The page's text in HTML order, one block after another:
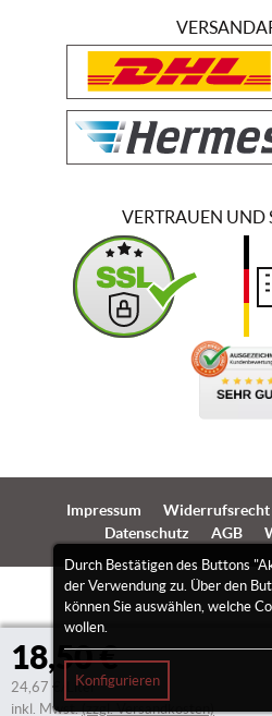
18,50 €
24,67 €/Liter
inkl. Mwst.(zzgl. Versandkosten)
Durch Bestätigen des Buttons
der Verwendung zu. Über den
können Sie auswählen, welche
wollen.
Konfigurieren
VERTRAUEN UND
Impressum Widerrufsrecht
Datenschutz
AGB